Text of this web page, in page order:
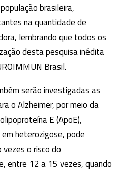
brasileira,
na quantidade de
lembrando que todos os
desta pesquisa inédita
Brasil.
serão investigadas as
o Alzheimer, por meio da
E (ApoE),
heterozigose, pode
o risco do
entre 12 a 15 vezes, quando